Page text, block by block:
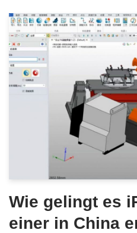
Wie gelingt es
einer in China